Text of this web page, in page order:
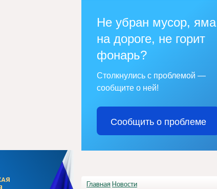
Не убран мусор, яма
на дороге, не горит
фонарь?
Столкнулись с проблемой —
сообщите о ней!
Сообщить о проблеме
Главная Новости